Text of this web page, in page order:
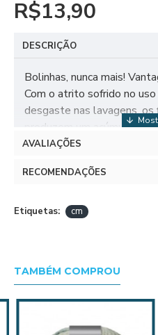
R$13,90
DESCRIÇÃO
Bolinhas, nunca mais!
Com o atrito sofrido no
desgaste nas lavagens,
produzem um acúmulo de
formando as indesejáveis
pilling, que reduz este
você.
Composição: 100%
AVALIAÇÕES
RECOMENDAÇÕES
Etiquetas: cm
TAMBÉM COMPROU